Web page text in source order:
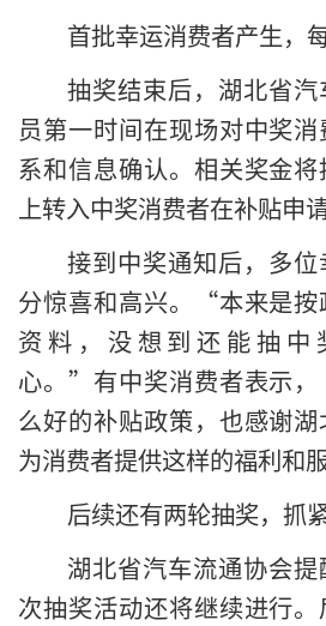
首批幸运消费者产生，
抽奖结束后，湖北省
员第一时间在现场对中奖
系和信息确认。相关奖金
上转入中奖消费者在补贴申
接到中奖通知后，多
分惊喜和高兴。“本来是按
资料，没想到还能抽中
心。”有中奖消费者表示
么好的补贴政策，也感谢
为消费者提供这样的福利和
后续还有两轮抽奖，抓
湖北省汽车流通协会
次抽奖活动还将继续进行